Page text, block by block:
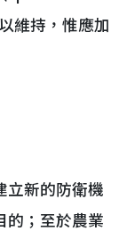
維持，惟應加
立新的防衛機
的；至於農業